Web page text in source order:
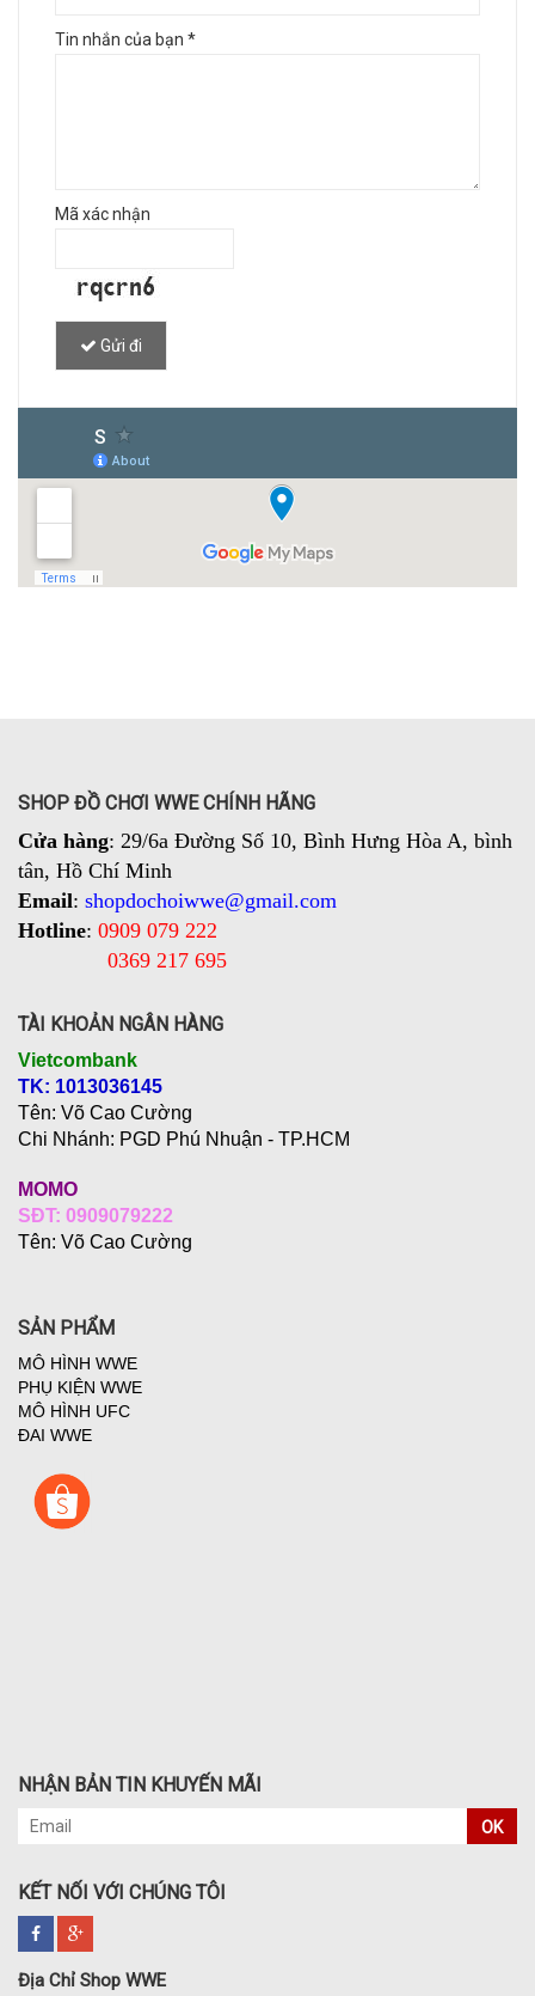
Địa Chỉ Shop WWE
Tin nhắn của bạn *
Mã xác nhận
Gửi đi
SHOP ĐỒ CHƠI WWE CHÍNH HÃNG
Cửa hàng: 29/6a Đường Số 10, Bình Hưng Hòa A, bình
tân, Hồ Chí Minh
Email: shopdochoiwwe@gmail.com
Hotline: 0909 079 222
0369 217 695
TÀI KHOẢN NGÂN HÀNG
Vietcombank
TK: 1013036145
Tên: Võ Cao Cường
Chi Nhánh: PGD Phú Nhuận - TP.HCM
MOMO
SĐT: 0909079222
Tên: Võ Cao Cường
SẢN PHẨM
MÔ HÌNH WWE
PHỤ KIỆN WWE
MÔ HÌNH UFC
ĐAI WWE
NHẬN BẢN TIN KHUYẾN MÃI
OK
KẾT NỐI VỚI CHÚNG TÔI